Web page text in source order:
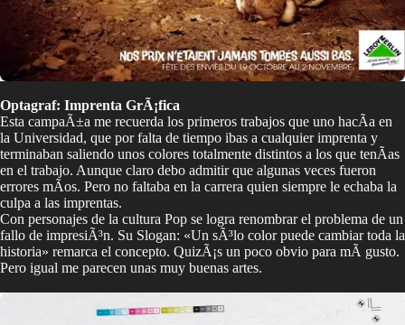
Optagraf: Imprenta GrÃ¡fica
Esta campaÃ±a me recuerda los primeros trabajos que uno hacÃ­a en
la Universidad, que por falta de tiempo ibas a cualquier imprenta y
terminaban saliendo unos colores totalmente distintos a los que tenÃ­as
en el trabajo. Aunque claro debo admitir que algunas veces fueron
errores mÃ­os. Pero no faltaba en la carrera quien siempre le echaba la
culpa a las imprentas.
Con personajes de la cultura Pop se logra renombrar el problema de un
fallo de impresiÃ³n. Su Slogan: «Un sÃ³lo color puede cambiar toda la
historia» remarca el concepto. QuizÃ¡s un poco obvio para mÃ­ gusto.
Pero igual me parecen unas muy buenas artes.